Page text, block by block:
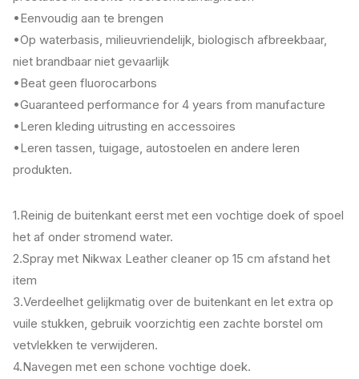
•Eenvoudig aan te brengen
•Op waterbasis, milieuvriendelijk, biologisch afbreekbaar,
niet brandbaar niet gevaarlijk
•Beat geen fluorocarbons
•Guaranteed performance for 4 years from manufacture
•Leren kleding uitrusting en accessoires
•Leren tassen, tuigage, autostoelen en andere leren
produkten.
1.Reinig de buitenkant eerst met een vochtige doek of spoel
het af onder stromend water.
2.Spray met Nikwax Leather cleaner op 15 cm afstand het
item
3.Verdeelhet gelijkmatig over de buitenkant en let extra op
vuile stukken, gebruik voorzichtig een zachte borstel om
vetvlekken te verwijderen.
4.Navegen met een schone vochtige doek.